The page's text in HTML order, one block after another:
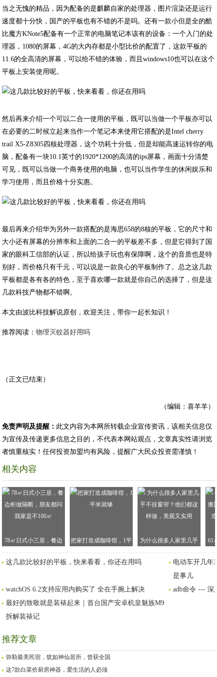
当之无愧的精品，因为配备的是麒麟自家的处理器，图片渲染还是运行
速度都十分快，国产的平板也有不错的不是吗。还有一款小但是全的酷
比魔方KNote5配备有一个正常的电脑笔记本该有的设备：一个入门的处
理器，1080的屏幕，4G的大内存都是小型比价的配置了，这款平板的
11.6的全高清的屏幕，可以给不错的体验，而且windows10也可以在这个
平板上安装使用呢。
然后再来介绍一个可以二合一使用的平板，既可以当做一个平板亦可以
在必要的二时候立起来当作一个笔记本来使用它搭配的是Intel cherry
trail X5-Z8305四核处理器，这个功耗十分低，但是却能高速运转你的电
脑，配备有一块10.1英寸的1920*1200的高清的ips屏幕，画面十分清楚
可见，既可以当做一个商务使用的电脑，也可以当作学生的休闲娱乐和
学习使用，而且价格十分实惠。
最后再来介绍华为另外一款搭配的是海思658的8核的平板，它的尺寸和
大小还有屏幕的分辨率和上面的二合一的平板差不多，但是它得到了国
家的眼科工信部的认证，所以给孩子玩也有保障啊，这个的音质也是特
别好，而价格只有千元，可以说是一款良心的平板制作了。总之这几款
平板都是各有各的特色，至于喜欢哪一款就是你自己的选择了，但是这
几款科技产物都不错啊。
本文由波比科技解说原创，欢迎关注，带你一起长知识！
推荐阅读：物理灭蚊器好用吗
（正文已结束）
（编辑：喜羊羊）
免责声明及提醒： 此文内容为本网所转载企业宣传资讯，该相关信息仅
为宣传及传递更多信息之目的，不代表本网站观点，文章真实性请浏览
者慎重核实！任何投资加盟均有风险，提醒广大民众投资需谨慎！
相关内容
78㎡日式小三居，餐边
柜做隔断，朋友都问我
家是不100㎡
把家打造成咖啡馆，1平
米就够
为什么很多人家里几乎
不挂窗帘？他们都这样
做，美观又实用
61
这几款比较好的平板，快来看看，你还在用吗
电动车开几年
是事儿
watchOS 6.2支持应用内购买了 全在手腕上解决
adb命令 --- 深
最好的致敬就是装裱起来｜首台国产安卓机皇魅族M9
拆解装裱记
推荐文章
弥勒最美民宿，犹如神仙居所，曾获全国
这7款白菜价厨房神器，爱生活的人必须